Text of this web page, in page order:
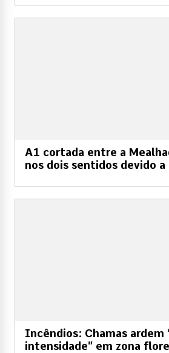
A1 cortada entre a
nos dois sentidos devido a
Incêndios: Chamas ardem
intensidade” em zona